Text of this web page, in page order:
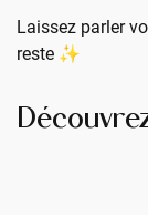
Laissez parler
reste ✨